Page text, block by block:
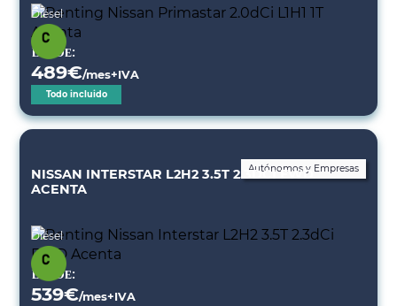
Diésel
Autónomos y Empresas
Desde:
489€/mes+IVA
Todo incluido
NISSAN INTERSTAR L2H2 3.5T 2.3DCI FWD
ACENTA
Diésel
Desde:
539€/mes+IVA